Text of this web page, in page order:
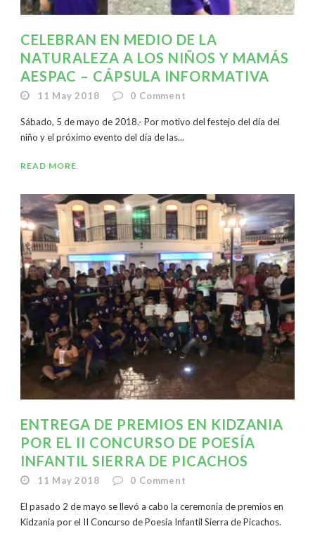
CELEBRAN EN MEDIO DE LA
NATURALEZA A LOS NIÑOS Y MAMÁS
AESPAC – CÁPSULA INFORMATIVA
11 May 2018 0 Comment
Sábado, 5 de mayo de 2018.- Por motivo del festejo del día del
niño y el próximo evento del día de las...
READ MORE
ENTREGA DE PREMIOS EN KIDZANIA
POR EL II CONCURSO DE POESÍA
INFANTIL SIERRA DE PICACHOS
11 May 2018 0 Comment
El pasado 2 de mayo se llevó a cabo la ceremonia de premios en
Kidzania por el II Concurso de Poesía Infantil Sierra de Picachos.